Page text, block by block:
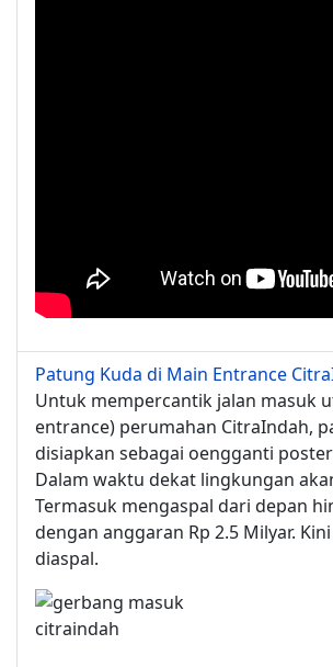
Patung Kuda di Main Entrance
Untuk mempercantik jalan masuk
entrance) perumahan CitraIndah,
disiapkan sebagai oengganti
Dalam waktu dekat lingkungan
Termasuk mengaspal dari depan
dengan anggaran Rp 2.5 Milyar.
diaspal.